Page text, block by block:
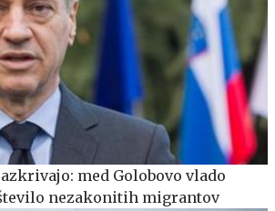
med Golobovo vlado
nezakonitih migrantov